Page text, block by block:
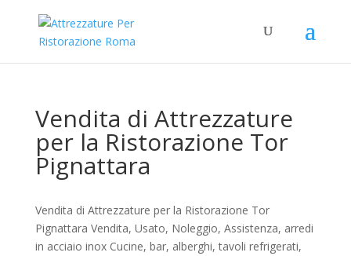
Vendita di Attrezzature
per la Ristorazione Tor
Pignattara
Vendita di Attrezzature per la Ristorazione Tor
Pignattara Vendita, Usato, Noleggio, Assistenza, arredi
in acciaio inox Cucine, bar, alberghi, tavoli refrigerati,